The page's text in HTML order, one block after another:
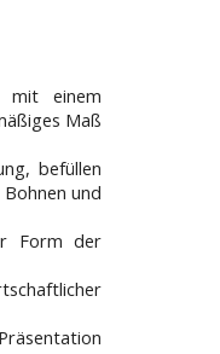
mit einem
Maß
befüllen
und
Form der